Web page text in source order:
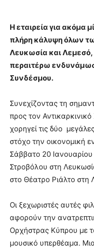
Η εταιρεία για ακόμα
πλήρη κάλυψη όλων
Λευκωσία και
περαιτέρω
Συνδέσμου.
Συνεχίζοντας τη
προς τον
χορηγεί τις δύο
στόχο την οικονομική
Σάββατο 20
Στροβόλου στη
στο Θέατρο Ριάλτο στη
Οι ξεχωριστές αυτές
αφορούν την
Ορχήστρας Κύπρου με
μουσικό υπερθέαμα.